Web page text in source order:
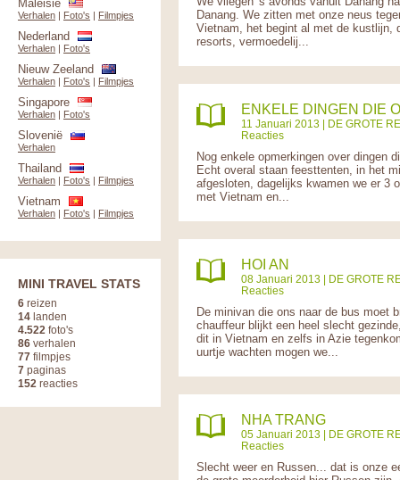
Danang. We zitten met onze neus
Vietnam, het begint al met de kustlijn,
resorts, vermoedelij...
ENKELE DINGEN DIE
11 Januari 2013 | DE GROTE
Reacties
Nog enkele opmerkingen over
Echt overal staan feesttenten, in het
afgesloten, dagelijks kwamen we er
met Vietnam en...
HOI AN
08 Januari 2013 | DE GROTE
Reacties
De minivan die ons naar de bus moet
chauffeur blijkt een heel slecht
dit in Vietnam en zelfs in Azie
uurtje wachten mogen we...
NHA TRANG
05 Januari 2013 | DE GROTE
Reacties
Slecht weer en Russen... dat is onze
Maleisië
Verhalen | Foto's | Filmpjes
Nederland
Verhalen | Foto's
Nieuw Zeeland
Verhalen | Foto's | Filmpjes
Singapore
Verhalen | Foto's
Slovenië
Verhalen
Thailand
Verhalen | Foto's | Filmpjes
Vietnam
Verhalen | Foto's | Filmpjes
MINI TRAVEL STATS
6 reizen
14 landen
4.522 foto's
86 verhalen
77 filmpjes
7 paginas
152 reacties